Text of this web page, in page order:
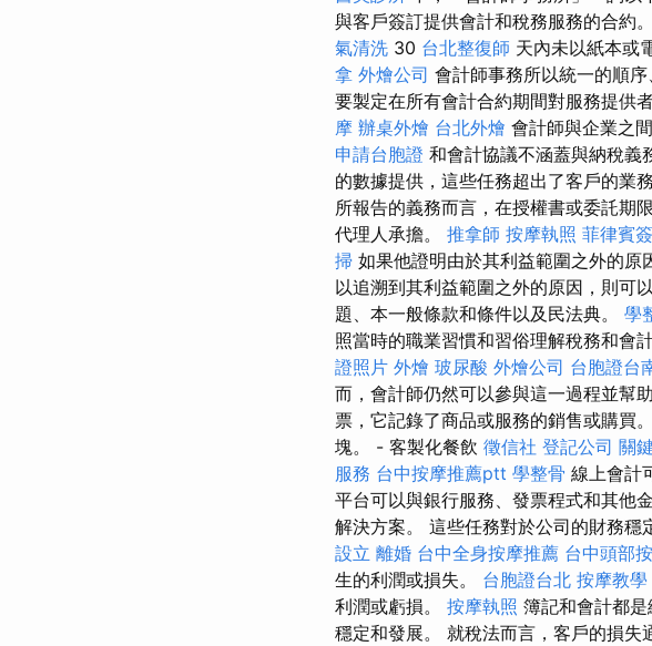
與客戶簽訂提供會計和稅務服務的合約
氣清洗 30 台北整復師 天內未以紙本或
拿 外燴公司 會計師事務所以統一的順
要製定在所有會計合約期間對服務提供
摩 辦桌外燴 台北外燴 會計師與企業之
申請台胞證 和會計協議不涵蓋與納稅義
的數據提供，這些任務超出了客戶的業
所報告的義務而言，在授權書或委託期
代理人承擔。 推拿師 按摩執照 菲律賓
掃 如果他證明由於其利益範圍之外的
以追溯到其利益範圍之外的原因，則可
題、本一般條款和條件以及民法典。 學
照當時的職業習慣和習俗理解稅務和會
證照片 外燴 玻尿酸 外燴公司 台胞證台
而，會計師仍然可以參與這一過程並幫
票，它記錄了商品或服務的銷售或購買
塊。 - 客製化餐飲 徵信社 登記公司 關
服務 台中按摩推薦ptt 學整骨 線上會計
平台可以與銀行服務、發票程式和其他
解決方案。 這些任務對於公司的財務穩
設立 離婚 台中全身按摩推薦 台中頭部
生的利潤或損失。 台胞證台北 按摩教學
利潤或虧損。 按摩執照 簿記和會計都
穩定和發展。 就稅法而言，客戶的損失